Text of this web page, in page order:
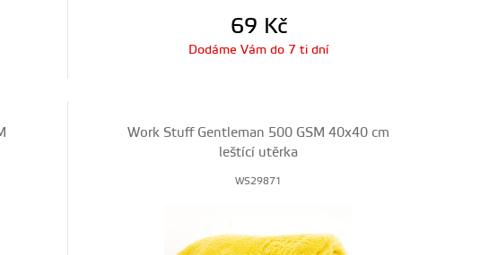
69 Kč
Dodáme Vám do 7 ti dní
Work Stuff Gentleman 500 GSM 40x40 cm
leštící utěrka
WS29871